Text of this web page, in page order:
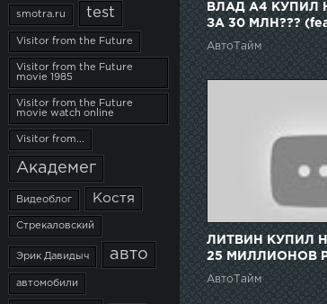
smotra.ru test
Visitor from the Future
Visitor from the Future
movie 1985
Visitor from the Future
movie watch online
Visitor from...
Академег
Видеоблог Костя
Стрекаловский
Эрик Давидыч авто
автомобили
ВЛАД А4 КУПИЛ
ЗА 30 МЛН???
АвтоТайм
ЛИТВИН КУПИЛ
25 МИЛЛИОНОВ
АвтоТайм